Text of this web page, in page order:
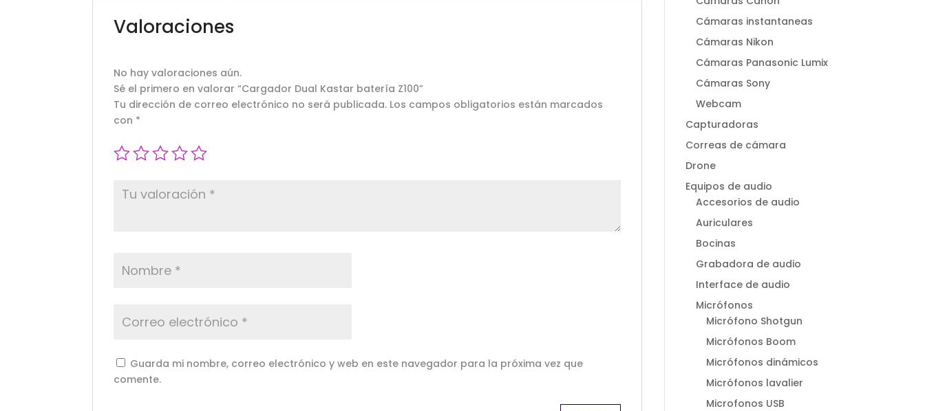
Valoraciones
No hay valoraciones aún.
Sé el primero en valorar “Cargador Dual Kastar batería Z100”
Tu dirección de correo electrónico no será publicada. Los campos obligatorios están marcados
con *
Guarda mi nombre, correo electrónico y web en este navegador para la próxima vez que
comente.
Cámaras instantaneas
Cámaras Nikon
Cámaras Panasonic Lumix
Cámaras Sony
Webcam
Capturadoras
Correas de cámara
Drone
Equipos de audio
Accesorios de audio
Auriculares
Bocinas
Grabadora de audio
Interface de audio
Micrófonos
Micrófono Shotgun
Micrófonos Boom
Micrófonos dinámicos
Micrófonos lavalier
Microfonos USB